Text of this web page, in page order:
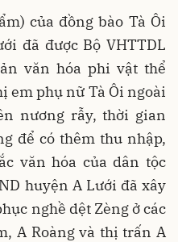
của đồng bào Tà Ôi
đã được Bộ VHTTDL
văn hóa phi vật thể
em phụ nữ Tà Ôi ngoài
nương rẫy, thời gian
để có thêm thu nhập,
văn hóa của dân tộc
huyện A Lưới đã xây
nghề dệt Zèng ở các
A Roàng và thị trấn A